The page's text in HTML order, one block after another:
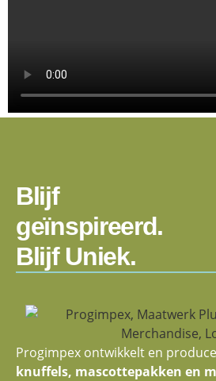
Blijf
geïnspireerd.
Blijf Uniek.
Progimpex ontwikkelt en
knuffels, mascottepakken en